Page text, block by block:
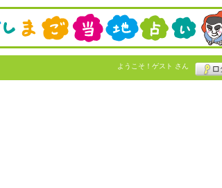
ようこそ！ ゲスト さん